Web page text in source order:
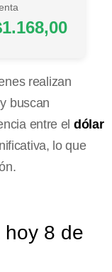
realizan
buscan
entre el dólar
lo que
hoy 8 de